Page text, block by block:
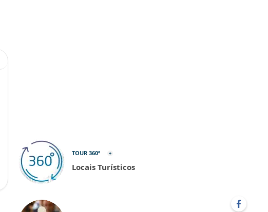
TOUR 360º
Locais Turísticos